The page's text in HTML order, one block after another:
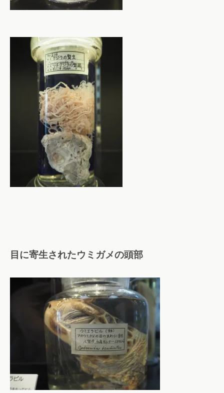
目に寄生されたウミガメの頭部